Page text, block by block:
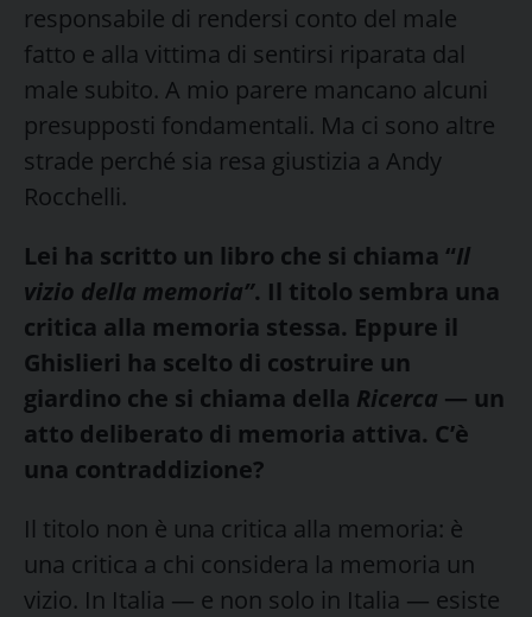
responsabile di rendersi conto del male
fatto e alla vittima di sentirsi riparata dal
male subito. A mio parere mancano alcuni
presupposti fondamentali. Ma ci sono altre
strade perché sia resa giustizia a Andy
Rocchelli.
Lei ha scritto un libro che si chiama “Il
vizio della memoria”. Il titolo sembra una
critica alla memoria stessa. Eppure il
Ghislieri ha scelto di costruire un
giardino che si chiama della Ricerca — un
atto deliberato di memoria attiva. C’è
una contraddizione?
Il titolo non è una critica alla memoria: è
una critica a chi considera la memoria un
vizio. In Italia — e non solo in Italia — esiste